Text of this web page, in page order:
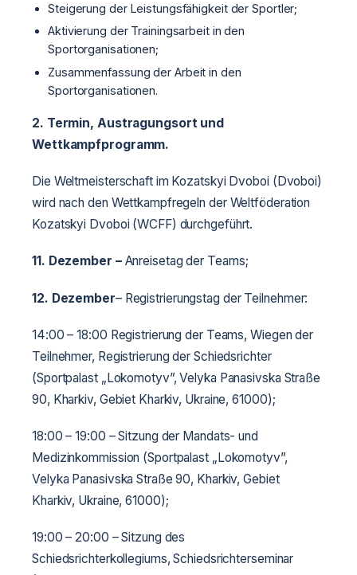
Steigerung der Leistungsfähigkeit der Sportler;
Aktivierung der Trainingsarbeit in den
Sportorganisationen;
Zusammenfassung der Arbeit in den
Sportorganisationen.
2. Termin, Austragungsort und
Wettkampfprogramm.
Die Weltmeisterschaft im Kozatskyi Dvoboi (Dvoboi)
wird nach den Wettkampfregeln der Weltföderation
Kozatskyi Dvoboi (WCFF) durchgeführt.
11. Dezember – Anreisetag der Teams;
12. Dezember– Registrierungstag der Teilnehmer:
14:00 – 18:00 Registrierung der Teams, Wiegen der
Teilnehmer, Registrierung der Schiedsrichter
(Sportpalast „Lokomotyv”, Velyka Panasivska Straße
90, Kharkiv, Gebiet Kharkiv, Ukraine, 61000);
18:00­­­ – 19:00 – Sitzung der Mandats- und
Medizinkommission (Sportpalast „Lokomotyv”,
Velyka Panasivska Straße 90, Kharkiv, Gebiet
Kharkiv, Ukraine, 61000);
19:00­­­ – 20:00 – Sitzung des
Schiedsrichterkollegiums, Schiedsrichterseminar